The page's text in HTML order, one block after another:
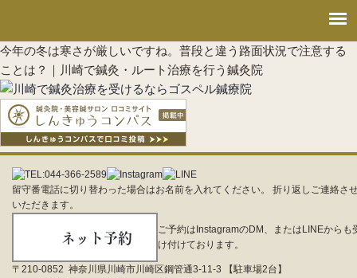
今年の冬は寒さが厳しいですね。普段と違う路面状況で注意する
ことは？｜川崎で鍼灸・ルート治療を行う鍼灸院
留守番電話に切り替わった場合はお名前を入れてください。 折り返しご連絡さ
いただきます。
ネット予約
ご予約はInstagramのDM、またはLINEからも
け付けております。
〒210-0852 神奈川県川崎市川崎区鋼管通3-11-3 【駐車場2台】